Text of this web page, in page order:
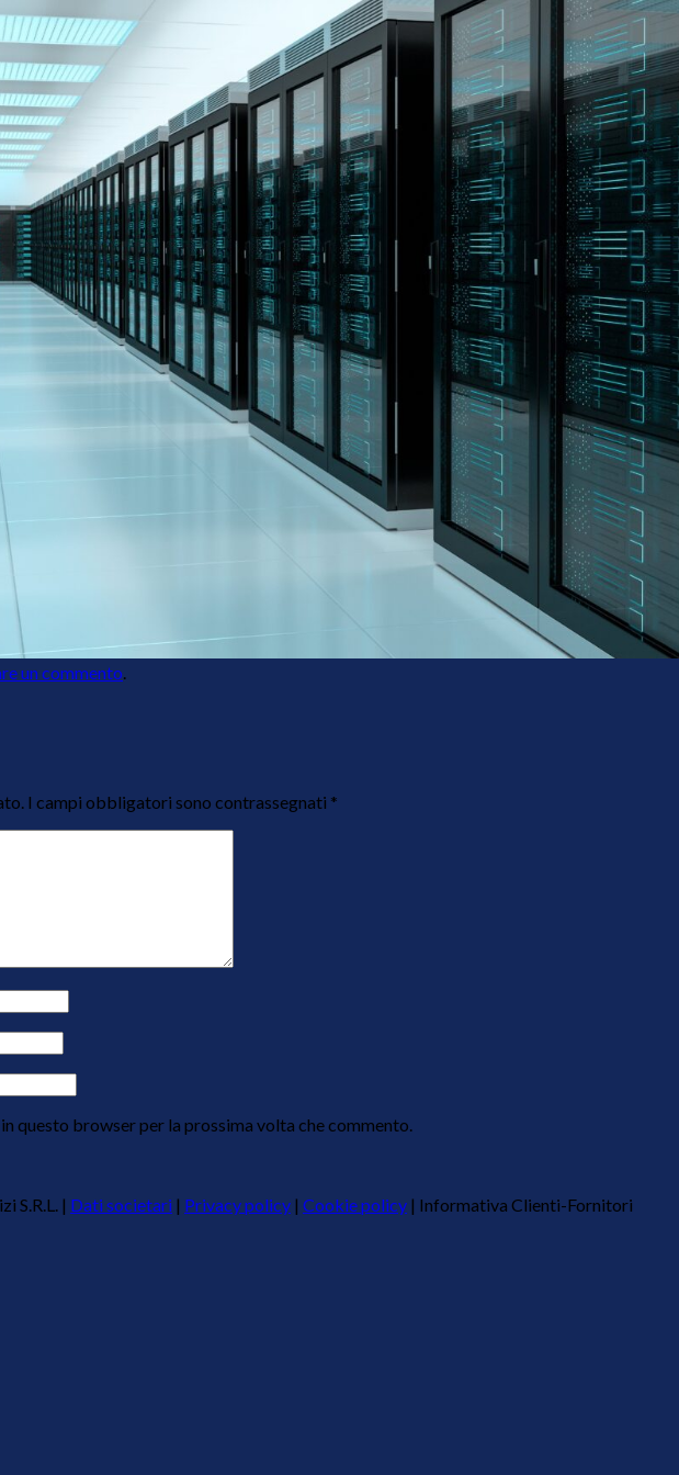
un commento.
I campi obbligatori sono contrassegnati *
questo browser per la prossima volta che commento.
S.R.L. | Dati societari | Privacy policy | Cookie policy | Informativa Clienti-Fornitori